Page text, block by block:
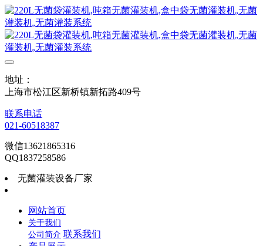
地址：
上海市松江区新桥镇新拓路409号
联系电话
021-60518387
微信13621865316
QQ1837258586
无菌灌装设备厂家
网站首页
关于我们
公司简介 联系我们